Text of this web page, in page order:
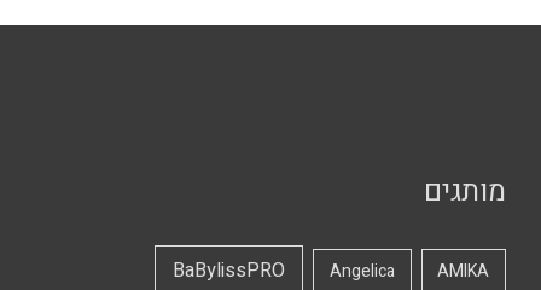
מותגים
AMIKA
Angelica
BaBylissPRO